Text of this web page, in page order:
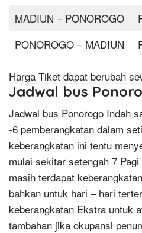
MADIUN – PONOROGO
PONOROGO – MADIUN
Harga Tiket dapat berubah
Jadwal bus
Jadwal bus Ponorogo Indah
-6 pemberangkatan dalam
keberangkatan ini tentu
mulai sekitar setengah 7
masih terdapat
bahkan untuk hari – hari
keberangkatan Ekstra untuk
tambahan jika okupansi